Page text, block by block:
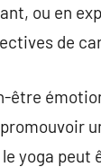
ou en
de
être
yoga